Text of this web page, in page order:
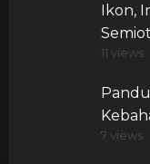
Ikon,
11 views
7 views